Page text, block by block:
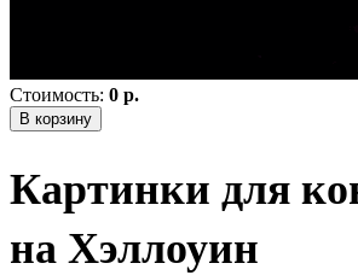
Стоимость: 0 р.
В корзину
Картинки для
на Хэллоуин